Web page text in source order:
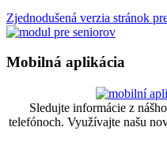
Zjednodušená verzia stránok
Mobilná aplikácia
Sledujte informácie z
telefónoch. Využívajte našu